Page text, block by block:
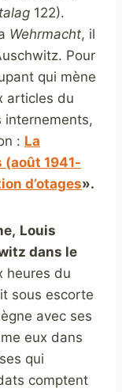
122).
Wehrmacht, il
Pour
qui mène
articles du
internements,
: La
(août 1941-
d’otages».
Louis
dans le
heures du
sous escorte
avec ses
eux dans
qui
comptent